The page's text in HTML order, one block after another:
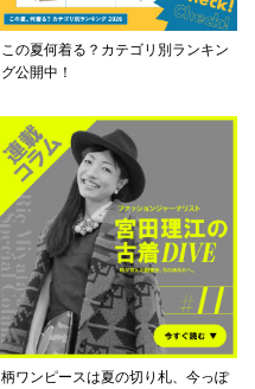
この夏何着る？カテゴリ別ランキン
グ公開中！
柄ワンピースは夏の切り札、今っぽ